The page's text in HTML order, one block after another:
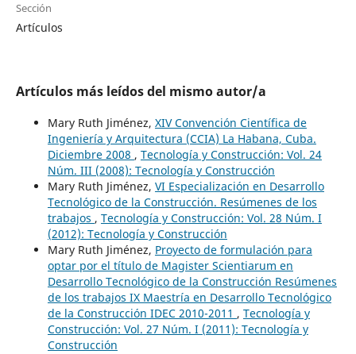
Sección
Artículos
Artículos más leídos del mismo autor/a
Mary Ruth Jiménez, XIV Convención Científica de
Ingeniería y Arquitectura (CCIA) La Habana, Cuba.
Diciembre 2008 , Tecnología y Construcción: Vol. 24
Núm. III (2008): Tecnología y Construcción
Mary Ruth Jiménez, VI Especialización en Desarrollo
Tecnológico de la Construcción. Resúmenes de los
trabajos , Tecnología y Construcción: Vol. 28 Núm. I
(2012): Tecnología y Construcción
Mary Ruth Jiménez, Proyecto de formulación para
optar por el título de Magister Scientiarum en
Desarrollo Tecnológico de la Construcción Resúmenes
de los trabajos IX Maestría en Desarrollo Tecnológico
de la Construcción IDEC 2010-2011 , Tecnología y
Construcción: Vol. 27 Núm. I (2011): Tecnología y
Construcción